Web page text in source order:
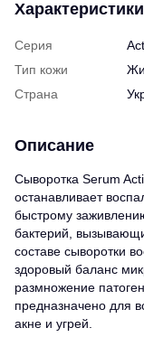
Характеристики
Серия
Тип кожи
Страна
Описание
Сыворотка Serum
останавливает
быстрому
бактерий,
составе сыворотки
здоровый баланс
размножение
предназначено для
акне и угрей.